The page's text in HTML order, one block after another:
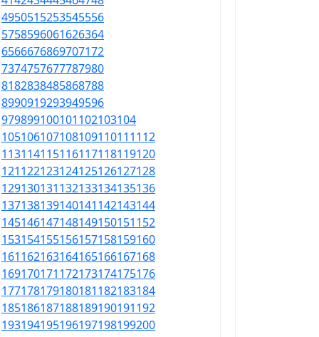
4950515253545556
5758596061626364
6566676869707172
7374757677787980
8182838485868788
8990919293949596
979899100101102103104
105106107108109110111112
113114115116117118119120
121122123124125126127128
129130131132133134135136
137138139140141142143144
145146147148149150151152
153154155156157158159160
161162163164165166167168
169170171172173174175176
177178179180181182183184
185186187188189190191192
193194195196197198199200